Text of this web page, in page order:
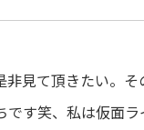
見て頂きたい。そ
す笑、私は仮面ラ